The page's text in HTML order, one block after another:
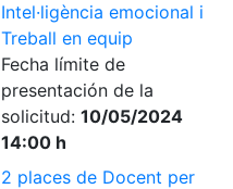
Intel·ligència emocional i
Treball en equip
Fecha límite de
presentación de la
solicitud: 10/05/2024
14:00 h
2 places de Docent per